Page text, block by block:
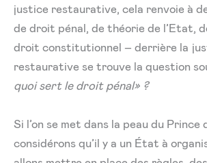
justice restaurative, cela renvoie à
de droit pénal, de théorie de l’Etat,
droit constitutionnel – derrière la
restaurative se trouve la question
quoi sert le droit pénal» ?
Si l’on se met dans la peau du Prince
considérons qu’il y a un État à